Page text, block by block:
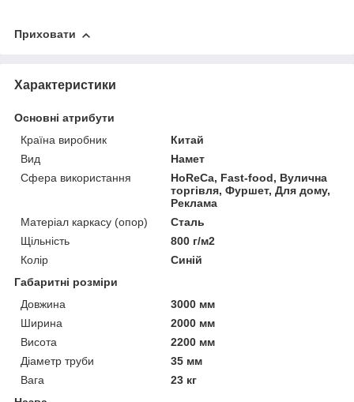
Приховати
Характеристики
Основні атрибути
Країна виробник
Китай
Вид
Намет
Сфера використання
HoReCa, Fast-food, Вулична
торгівля, Фуршет, Для дому,
Реклама
Матеріал каркасу (опор)
Сталь
Щільність
800 г/м2
Колір
Синій
Габаритні розміри
Довжина
3000 мм
Ширина
2000 мм
Висота
2200 мм
Діаметр труби
35 мм
Вага
23 кг